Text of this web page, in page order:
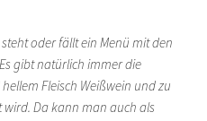
oder fällt ein Menü mit den
gibt natürlich immer die
Fleisch Weißwein und zu
wird. Da kann man auch als